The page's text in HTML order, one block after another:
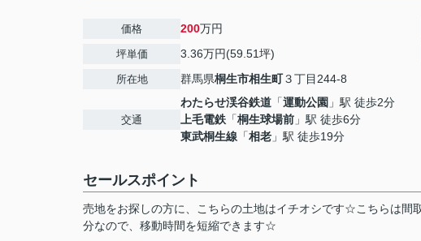
価格 200万円
坪単価 3.36万円(59.51坪)
所在地 群馬県桐生市相生町３丁目244-8
交通
わたらせ渓谷鉄道 「運動公園 」駅 徒歩2分
上毛電鉄 「桐生球場前 」駅 徒歩6分
東武桐生線 「相老 」駅 徒歩19分
セールスポイント
売地をお探しの方に、こちらの土地はイチオシです☆こちらは
分なので、移動時間を短縮できます☆